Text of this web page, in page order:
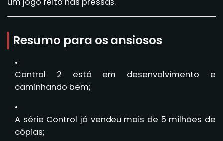
um jogo feito nas pressas.
Resumo para os ansiosos
Control 2 está em desenvolvimento e
caminhando bem;
A série Control já vendeu mais de 5 milhões de
cópias;